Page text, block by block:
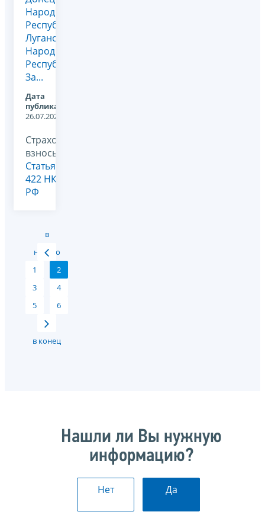
Народной
Республики,
Луганской
Народной
Республики,
За...
Дата
публикации:
26.07.2023
Страховые
взносы,
Статья
422 НК
РФ
в
начало
1
2
3
4
5
6
в конец
Нашли ли Вы нужную
информацию?
Нет Да